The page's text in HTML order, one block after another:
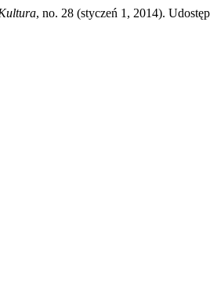
, no. 28 (styczeń 1, 2014).